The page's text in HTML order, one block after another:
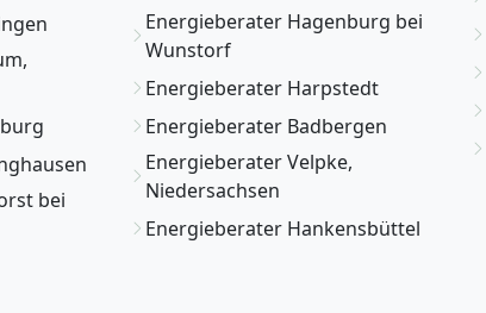
bei
Energieberater Hagenburg bei
Wunstorf
Energieberater Harpstedt
Energieberater Badbergen
Energieberater Velpke,
Niedersachsen
Energieberater Hankensbüttel